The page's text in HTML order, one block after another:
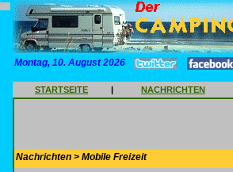
Montag, 10. August 2026
STARTSEITE | NACHRICHTEN
Nachrichten > Mobile Freizeit